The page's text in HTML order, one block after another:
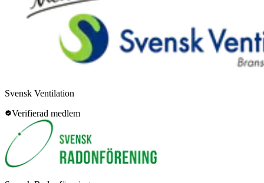
Svensk Ventilation
Verifierad medlem